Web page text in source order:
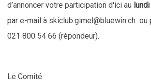
d’annoncer votre participation d'ici au
par e-mail à skiclub.gimel@bluewin.ch ou
021 800 54 66 (répondeur).
Le Comité